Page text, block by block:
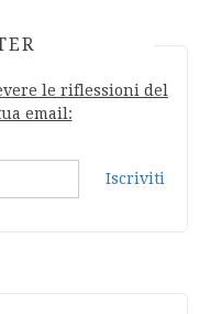
le riflessioni del
email:
Iscriviti